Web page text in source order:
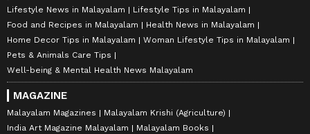
Lifestyle News in Malayalam
Lifestyle Tips in Malayalam
Food and Recipes in Malayalam
Health News in Malayalam
Home Decor Tips in Malayalam
Woman Lifestyle Tips in Malayalam
Pets & Animals Care Tips
Well-being & Mental Health News Malayalam
MAGAZINE
Malayalam Magazines
Malayalam Krishi (Agriculture)
India Art Magazine Malayalam
Malayalam Books